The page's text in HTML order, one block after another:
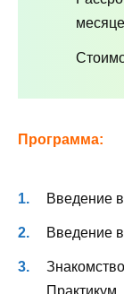
Программа:
Введение
Введение
Практикум